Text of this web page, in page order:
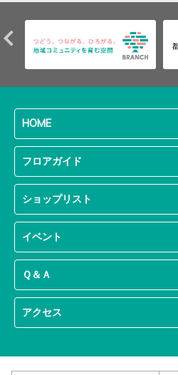
HOME
フロアガイド
ショップリスト
イベント
Ｑ＆Ａ
アクセス